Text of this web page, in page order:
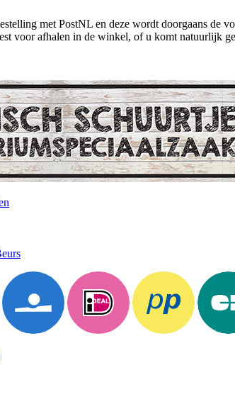
met PostNL en deze wordt doorgaans de
voor afhalen in de winkel, of u komt natuurlijk